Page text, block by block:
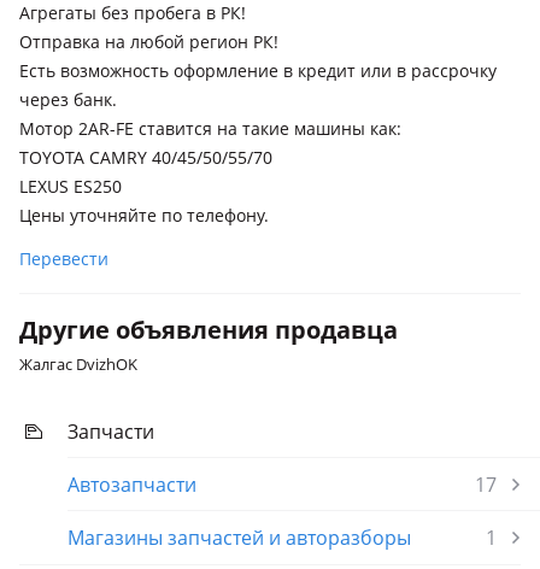
Агрегаты без пробега в РК!
Отправка на любой регион РК!
Есть возможность оформление в кредит или в рассрочку
через банк.
Мотор 2AR-FE ставится на такие машины как:
TOYOTA CAMRY 40/45/50/55/70
LEXUS ES250
Цены уточняйте по телефону.
Перевести
Другие объявления продавца
Жалгас DvizhOK
Запчасти
Автозапчасти
17
Магазины запчастей и авторазборы
1